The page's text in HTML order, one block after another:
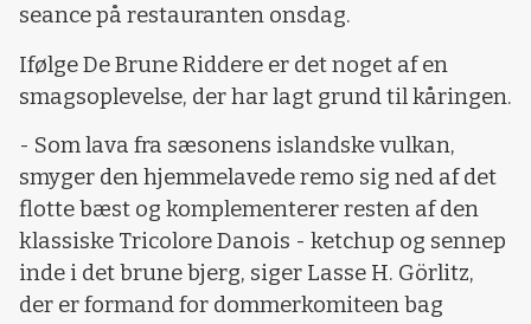
seance på restauranten onsdag.
Ifølge De Brune Riddere er det noget af en
smagsoplevelse, der har lagt grund til kåringen.
- Som lava fra sæsonens islandske vulkan,
smyger den hjemmelavede remo sig ned af det
flotte bæst og komplementerer resten af den
klassiske Tricolore Danois - ketchup og sennep
inde i det brune bjerg, siger Lasse H. Görlitz,
der er formand for dommerkomiteen bag